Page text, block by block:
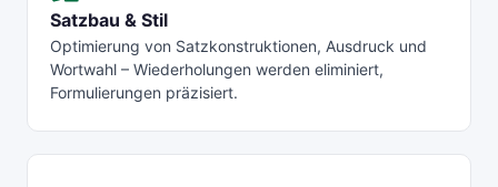
Satzbau & Stil
Optimierung von Satzkonstruktionen, Ausdruck und
Wortwahl – Wiederholungen werden eliminiert,
Formulierungen präzisiert.